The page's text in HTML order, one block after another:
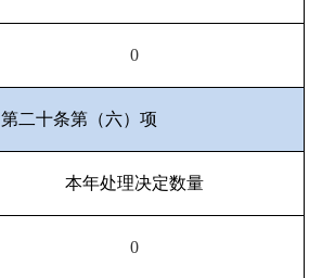
0
第二十条第（六）项
本年处理决定数量
0